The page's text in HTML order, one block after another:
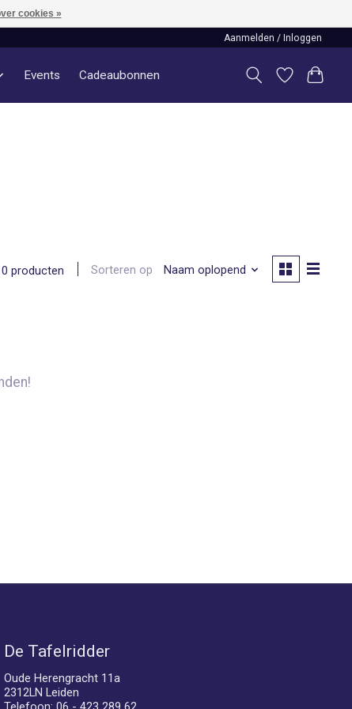
Aanmelden / Inloggen
Events Cadeaubonnen
0 producten Sorteren op Naam oplopend
De Tafelridder
Oude Herengracht 11a
2312LN Leiden
cookies »